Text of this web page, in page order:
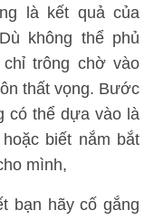
là kết quả của
không thể phủ
trông chờ vào
thất vọng. Bước
có thể dựa vào là
biết nắm bắt
mình,
bạn hãy cố gắng